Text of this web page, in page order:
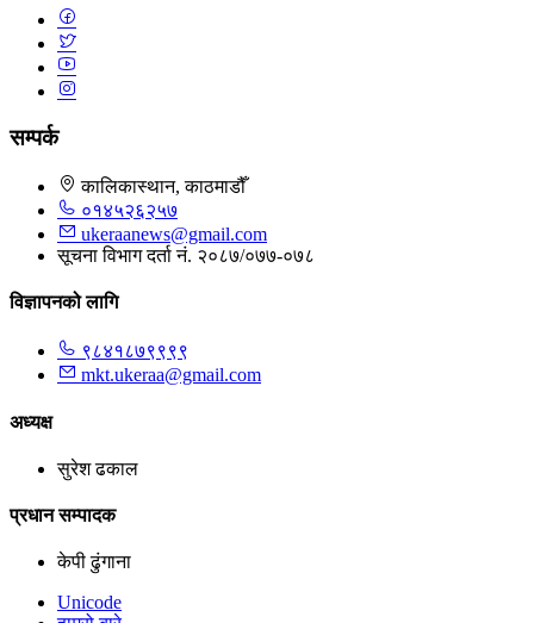
सम्पर्क
कालिकास्थान, काठमाडौँ
०१४५२६२५७
ukeraanews@gmail.com
सूचना विभाग दर्ता नं. २०८७/०७७-०७८
विज्ञापनको लागि
९८४१८७९९९९
mkt.ukeraa@gmail.com
अध्यक्ष
सुरेश ढकाल
प्रधान सम्पादक
केपी ढुंगाना
Unicode